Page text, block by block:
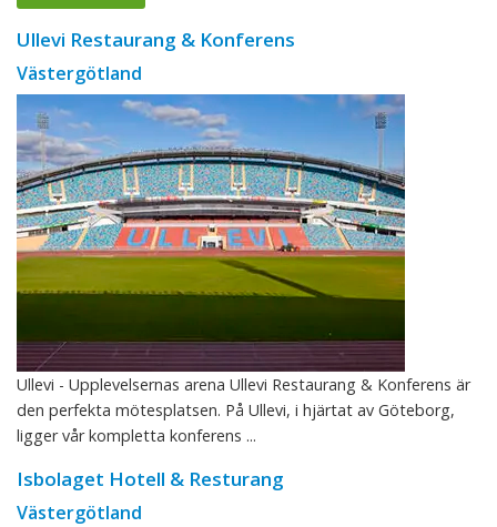
Ullevi Restaurang & Konferens
Västergötland
Ullevi - Upplevelsernas arena Ullevi Restaurang & Konferens är
den perfekta mötesplatsen. På Ullevi, i hjärtat av Göteborg,
ligger vår kompletta konferens ...
Isbolaget Hotell & Resturang
Västergötland